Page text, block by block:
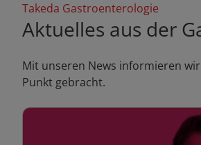
Takeda Gastroenterologie
Aktuelles aus der
Mit unseren News informieren
Punkt gebracht.